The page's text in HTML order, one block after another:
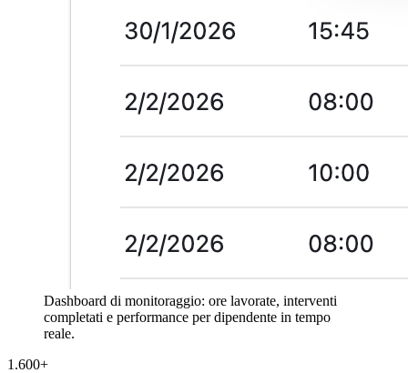
Dashboard di monitoraggio: ore lavorate, interventi
completati e performance per dipendente in tempo
reale.
1.600+